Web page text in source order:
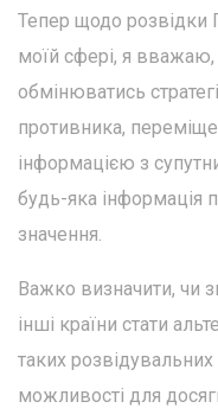
Тепер щодо розвідки
моїй сфері, я
обмінюватись
противника,
інформацією з
будь-яка інформація
значення.
Важко визначити, чи
інші країни стати
таких
можливості для